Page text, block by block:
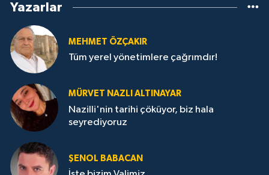
Yazarlar
MEHMET ÖZÇAKIR
Tüm yerel yönetimlere çağrımdır!
MÜRVET NAZLI ALTINAYAR
Nazilli'nin tarihi çöküyor, biz hala
seyrediyoruz
ŞENOL BABACAN